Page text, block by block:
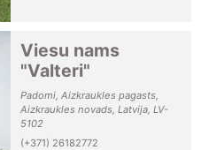
Viesu nams
"Valteri"
Padomi, Aizkraukles pagasts,
Aizkraukles novads, Latvija, LV-
5102
(+371) 26182772